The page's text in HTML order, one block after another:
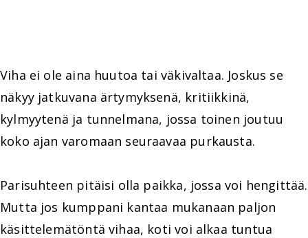
Viha ei ole aina huutoa tai väkivaltaa. Joskus se
näkyy jatkuvana ärtymyksenä, kritiikkinä,
kylmyytenä ja tunnelmana, jossa toinen joutuu
koko ajan varomaan seuraavaa purkausta.
Parisuhteen pitäisi olla paikka, jossa voi hengittää.
Mutta jos kumppani kantaa mukanaan paljon
käsittelemätöntä vihaa, koti voi alkaa tuntua